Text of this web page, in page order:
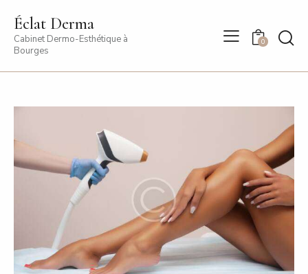
Éclat Derma
Cabinet Dermo-Esthétique à
Bourges
0